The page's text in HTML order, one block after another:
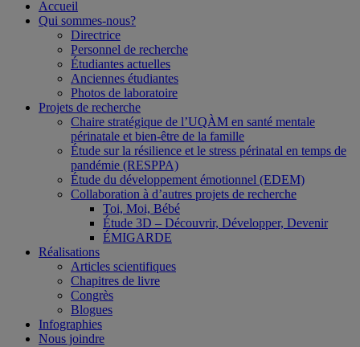
Accueil
Qui sommes-nous?
Directrice
Personnel de recherche
Étudiantes actuelles
Anciennes étudiantes
Photos de laboratoire
Projets de recherche
Chaire stratégique de l’UQÀM en santé mentale
périnatale et bien-être de la famille
Étude sur la résilience et le stress périnatal en temps de
pandémie (RESPPA)
Étude du développement émotionnel (EDEM)
Collaboration à d’autres projets de recherche
Toi, Moi, Bébé
Étude 3D – Découvrir, Développer, Devenir
ÉMIGARDE
Réalisations
Articles scientifiques
Chapitres de livre
Congrès
Blogues
Infographies
Nous joindre